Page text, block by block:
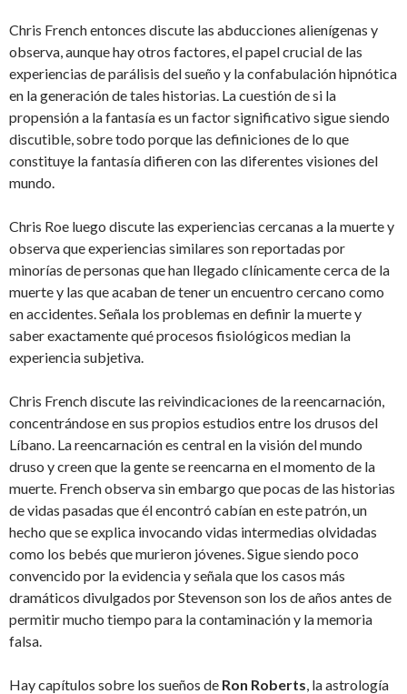
Chris French entonces discute las abducciones alienígenas y
observa, aunque hay otros factores, el papel crucial de las
experiencias de parálisis del sueño y la confabulación hipnótica
en la generación de tales historias. La cuestión de si la
propensión a la fantasía es un factor significativo sigue siendo
discutible, sobre todo porque las definiciones de lo que
constituye la fantasía difieren con las diferentes visiones del
mundo.
Chris Roe luego discute las experiencias cercanas a la muerte y
observa que experiencias similares son reportadas por
minorías de personas que han llegado clínicamente cerca de la
muerte y las que acaban de tener un encuentro cercano como
en accidentes. Señala los problemas en definir la muerte y
saber exactamente qué procesos fisiológicos median la
experiencia subjetiva.
Chris French discute las reivindicaciones de la reencarnación,
concentrándose en sus propios estudios entre los drusos del
Líbano. La reencarnación es central en la visión del mundo
druso y creen que la gente se reencarna en el momento de la
muerte. French observa sin embargo que pocas de las historias
de vidas pasadas que él encontró cabían en este patrón, un
hecho que se explica invocando vidas intermedias olvidadas
como los bebés que murieron jóvenes. Sigue siendo poco
convencido por la evidencia y señala que los casos más
dramáticos divulgados por Stevenson son los de años antes de
permitir mucho tiempo para la contaminación y la memoria
falsa.
Hay capítulos sobre los sueños de Ron Roberts, la astrología